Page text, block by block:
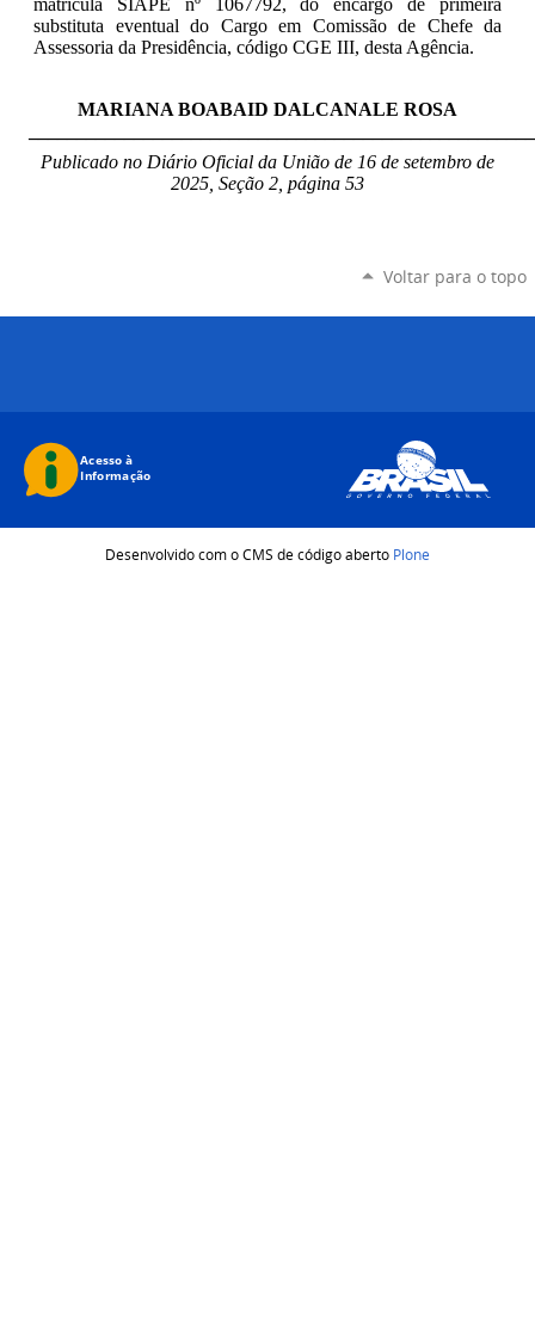
matrícula SIAPE nº 1067792, doencargo de primeira
substituta eventual do Cargo em Comissão de Chefe da
Assessoria da Presidência, código CGE III, desta Agência.
MARIANA BOABAID DALCANALE ROSA
Publicado no Diário Oficial da União de 16 de setembro de
2025, Seção 2, página 53
Voltar para o topo
Desenvolvido com o CMS de código aberto Plone